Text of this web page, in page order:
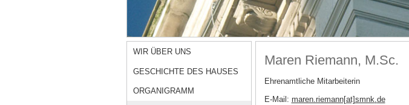
WIR ÜBER UNS
GESCHICHTE DES HAUSES
ORGANIGRAMM
Maren Riemann, M.Sc.
Ehrenamtliche Mitarbeiterin
E-Mail: maren.riemann[at]smnk.de